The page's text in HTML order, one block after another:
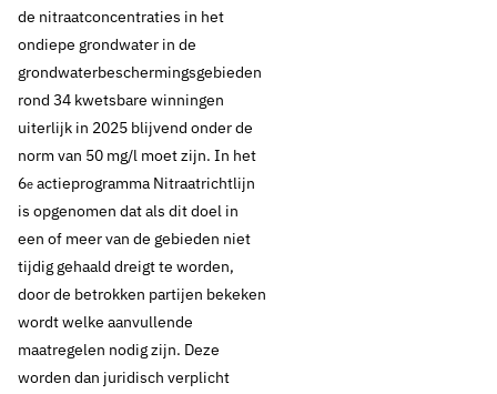
de nitraatconcentraties in het
ondiepe grondwater in de
grondwaterbeschermingsgebieden
rond 34 kwetsbare winningen
uiterlijk in 2025 blijvend onder de
norm van 50 mg/l moet zijn. In het
6e actieprogramma Nitraatrichtlijn
is opgenomen dat als dit doel in
een of meer van de gebieden niet
tijdig gehaald dreigt te worden,
door de betrokken partijen bekeken
wordt welke aanvullende
maatregelen nodig zijn. Deze
worden dan juridisch verplicht